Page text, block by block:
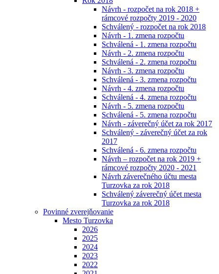
Návrh - rozpočet na rok 2018 +
rámcové rozpočty 2019 - 2020
Schválený - rozpočet na rok 2018
Návrh - 1. zmena rozpočtu
Schválená - 1. zmena rozpočtu
Návrh - 2. zmena rozpočtu
Schválená - 2. zmena rozpočtu
Návrh - 3. zmena rozpočtu
Schválená - 3. zmena rozpočtu
Návrh - 4. zmena rozpočtu
Schválená - 4. zmena rozpočtu
Návrh - 5. zmena rozpočtu
Schválená - 5. zmena rozpočtu
Návrh - záverečný účet za rok 2017
Schválený - záverečný účet za rok
2017
Schválená - 6. zmena rozpočtu
Návrh – rozpočet na rok 2019 +
rámcové rozpočty 2020 - 2021
Návrh záverečného účtu mesta
Turzovka za rok 2018
Schválený záverečný účet mesta
Turzovka za rok 2018
Povinné zverejňovanie
Mesto Turzovka
2026
2025
2024
2023
2022